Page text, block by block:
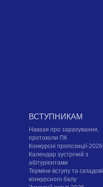
ВСТУПНИКАМ
Накази про зарахування,
протоколи ПК
Конкурсні пропозиції-2026
Календар зустрічей з
абітурієнтами
Терміни вступу та складові
конкурсного балу